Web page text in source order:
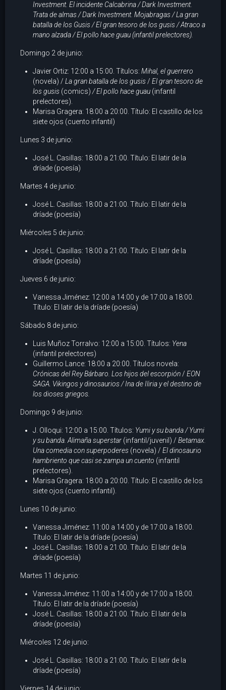
Investment. El incidente Calcabrina / Dark Investment.
Trata de almas /Dark Investment. Mojabragas/ La gran
batalla de los Gusis / El gran tesoro de los gusis / Atraco a
mano alzada/ El pollo hace guau(infantil prelectores).
Domingo 2 de junio:
Javier Ortiz: 12:00 a 15:00. Títulos: Mihal, el guerrero
(novela) / La gran batalla de los gusis / El gran tesoro de
los gusis (comics) / El pollo hace guau (infantil
prelectores).
Marisa Gragera: 18:00 a 20:00. Título: El castillo de los
siete ojos (cuento infantil)
Lunes 3 de junio:
José L. Casillas: 18:00 a 21:00. Título: El latir de la
dríade (poesía)
Martes 4 de junio:
José L. Casillas: 18:00 a 21:00. Título: El latir de la
dríade (poesía)
Miércoles 5 de junio:
José L. Casillas: 18:00 a 21:00. Título: El latir de la
dríade (poesía)
Jueves 6 de junio:
Vanessa Jiménez: 12:00 a 14:00 y de 17:00 a 18:00.
Título: El latir de la dríade (poesía)
Sábado 8 de junio:
Luis Muñoz Torralvo: 12:00 a 15:00. Títulos: Yena
(infantil prelectores)
Guillermo Lance: 18:00 a 20:00. Títulos novela:
Crónicas del Rey Bárbaro. Los hijos del escorpión / EON
SAGA. Vikingos y dinosaurios/ Ina de Iliria y el destino de
los dioses griegos
Domingo 9 de junio:
J. Olloqui: 12:00 a 15:00. Títulos: Yumi y su banda / Yumi
y su banda. Alimaña superstar (infantil/juvenil) / Betamax.
Una comedia con superpoderes (novela) / El dinosaurio
hambriento que casi se zampa un cuento (infantil
prelectores).
Marisa Gragera: 18:00 a 20:00. Título: El castillo de los
siete ojos (cuento infantil).
Lunes 10 de junio:
Vanessa Jiménez: 11:00 a 14:00 y de 17:00 a 18:00.
Título: El latir de la dríade (poesía)
José L. Casillas: 18:00 a 21:00. Título: El latir de la
dríade (poesía)
Martes 11 de junio:
Vanessa Jiménez: 11:00 a 14:00 y de 17:00 a 18:00.
Título: El latir de la dríade (poesía)
José L. Casillas: 18:00 a 21:00. Título: El latir de la
dríade (poesía)
Miércoles 12 de junio:
José L. Casillas: 18:00 a 21:00. Título: El latir de la
dríade (poesía)